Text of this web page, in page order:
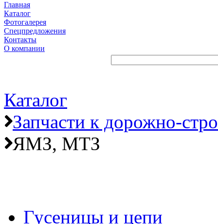
Главная
Каталог
Фотогалерея
Спецпредложения
Контакты
О компании
Каталог
Запчасти к дорожно-
ЯМЗ, МТЗ
Гусеницы и цепи